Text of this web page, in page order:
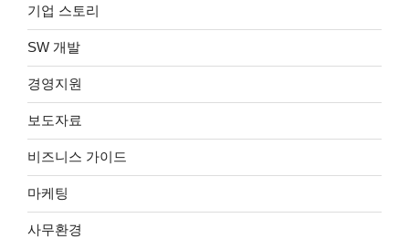
기업 스토리
SW 개발
경영지원
보도자료
비즈니스 가이드
마케팅
사무환경